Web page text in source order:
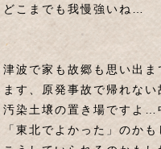
どこまでも我慢強いね…
津波で家も故郷も思い出
ます、原発事故で帰れな
汚染土壌の置き場ですよ…
「東北でよかった」のか